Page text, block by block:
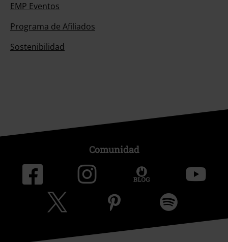
EMP Eventos
Programa de Afiliados
Sostenibilidad
Comunidad